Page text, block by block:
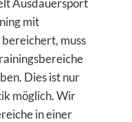
Ausdauersport
mit
muss
Dies ist nur
möglich. Wir
in einer